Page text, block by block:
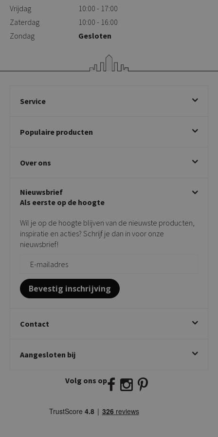
Vrijdag
10:00 - 17:00
Zaterdag
10:00 - 16:00
Zondag
Gesloten
Service
Betalen & annuleren
Klachtafhandeling
Privacy policy
Populaire producten
Draaibare eetkamerstoelen
Taupe stoelen
Tuinstoelen
Bijzettafels
Over ons
Showroom
Contact
Onderhoudsproducten
Vloerbescherming
Giftcards
Nieuwsbrief
Als eerste op de hoogte
Wil je op de hoogte blijven van de nieuwste producten,
inspiratie en acties? Schrijf je dan in voor onze
nieuwsbrief!
Bevestig inschrijving
Contact
Twijnstraweg 2
info@kickcollection.nl
Aangesloten bij
Volg ons op